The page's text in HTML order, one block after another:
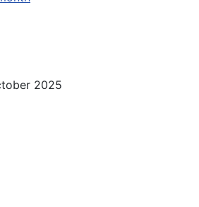
2025